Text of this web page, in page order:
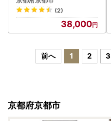
(2)
38,000
前へ 1 2 3
京都府京都市